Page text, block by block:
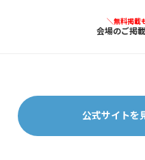
会場のご掲
公式サイトを